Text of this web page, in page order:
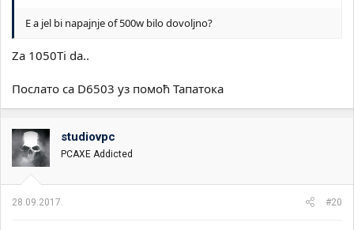
E a jel bi napajnje of 500w bilo dovoljno?
Za 1050Ti da..
Послато са D6503 уз помоћ Тапатока
studiovpc
PCAXE Addicted
28.09.2017. #20